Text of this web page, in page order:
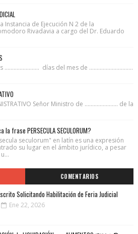
Instancia de Ejecución N 2 de la
Rivadavia a cargo del Dr. Eduardo
días del mes de .............................
Señor Ministro de ...................... de la
la frase PERSECULA SECULORUM?
seculorum" en latín es una expresión
su lugar en el ámbito jurídico, a pesar
COMENTARIOS
Solicitando Habilitación de Feria Judicial
Ene 22, 2026